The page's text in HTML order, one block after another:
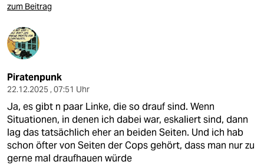
zum Beitrag
Piratenpunk
22.12.2025 , 07:51 Uhr
Ja, es gibt n paar Linke, die so drauf sind. Wenn
Situationen, in denen ich dabei war, eskaliert sind, dann
lag das tatsächlich eher an beiden Seiten. Und ich hab
schon öfter von Seiten der Cops gehört, dass man nur zu
gerne mal draufhauen würde